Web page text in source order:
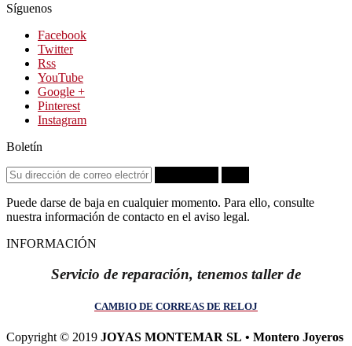
Síguenos
Facebook
Twitter
Rss
YouTube
Google +
Pinterest
Instagram
Boletín
Puede darse de baja en cualquier momento. Para ello, consulte
nuestra información de contacto en el aviso legal.
INFORMACIÓN
Servicio de reparación, tenemos taller de
CAMBIO DE CORREAS DE RELOJ
Copyright © 2019 JOYAS MONTEMAR SL • Montero Joyeros